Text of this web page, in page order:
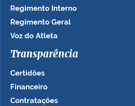
Regimento Interno
Regimento Geral
Voz do Atleta
Transparência
Certidões
Financeiro
Contratações